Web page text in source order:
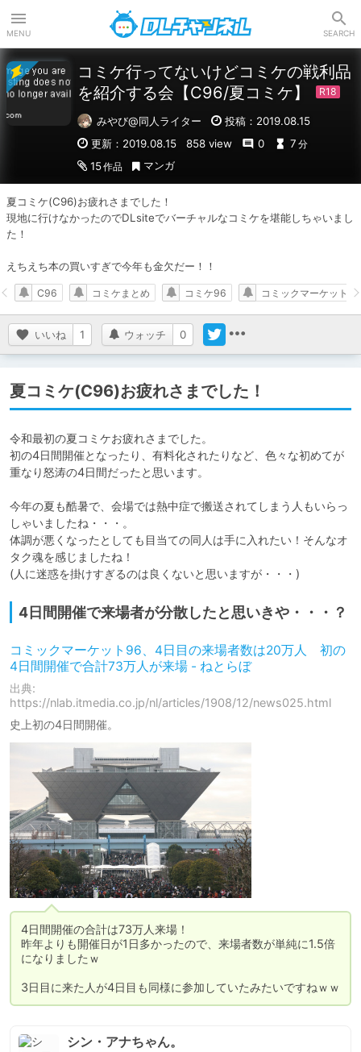
MENU SEARCH
コミケ行ってないけどコミケの戦利品
を紹介する会【C96/夏コミケ】
みやび@同人ライター
投稿：2019.08.15
更新：2019.08.15
858 view 0 7 分
15作品 マンガ
夏コミケ(C96)お疲れさまでした！
現地に行けなかったのでDLsiteでバーチャルなコミケを堪能しちゃいまし
た！
えちえち本の買いすぎで今年も金欠だー！！
いいね 1 ウォッチ 0
C96 コミケまとめ コミケ96 コミックマーケット96
夏コミケ(C96)お疲れさまでした！
令和最初の夏コミケお疲れさまでした。
初の4日間開催となったり、有料化されたりなど、色々な初めてが
重なり怒涛の4日間だったと思います。
今年の夏も酷暑で、会場では熱中症で搬送されてしまう人もいらっ
しゃいましたね・・・。
体調が悪くなったとしても目当ての同人は手に入れたい！そんなオ
タク魂を感じましたね！
(人に迷惑を掛けすぎるのは良くないと思いますが・・・)
4日間開催で来場者が分散したと思いきや・・・？
コミックマーケット96、4日目の来場者数は20万人 初の
4日間開催で合計73万人が来場 - ねとらぼ
出典:
https://nlab.itmedia.co.jp/nl/articles/1908/12/news025.html
史上初の4日間開催。
4日間開催の合計は73万人来場！
昨年よりも開催日が1日多かったので、来場者数が単純に1.5倍
になりましたｗ
3日目に来た人が4日目も同様に参加していたみたいですねｗｗ
シン・アナちゃん。